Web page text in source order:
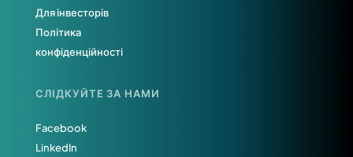
Для інвесторів
Політика
конфіденційності
СЛІДКУЙТЕ ЗА НАМИ
Facebook
LinkedIn